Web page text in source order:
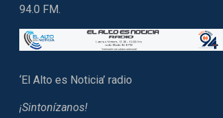
94.0 FM.
‘El Alto es Noticia’ radio
¡Sintonízanos!